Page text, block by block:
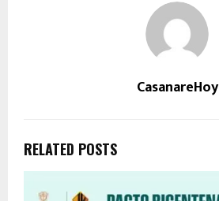
CasanareHoy
RELATED POSTS